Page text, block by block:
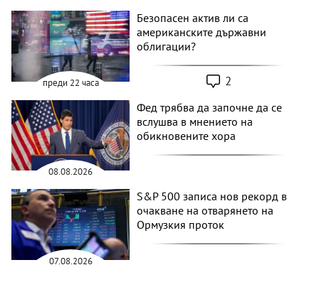
преди 22 часа
Безопасен актив ли са
американските държавни
облигации?
2
08.08.2026
Фед трябва да започне да се
вслушва в мнението на
обикновените хора
07.08.2026
S&P 500 записа нов рекорд в
очакване на отварянето на
Ормузкия проток